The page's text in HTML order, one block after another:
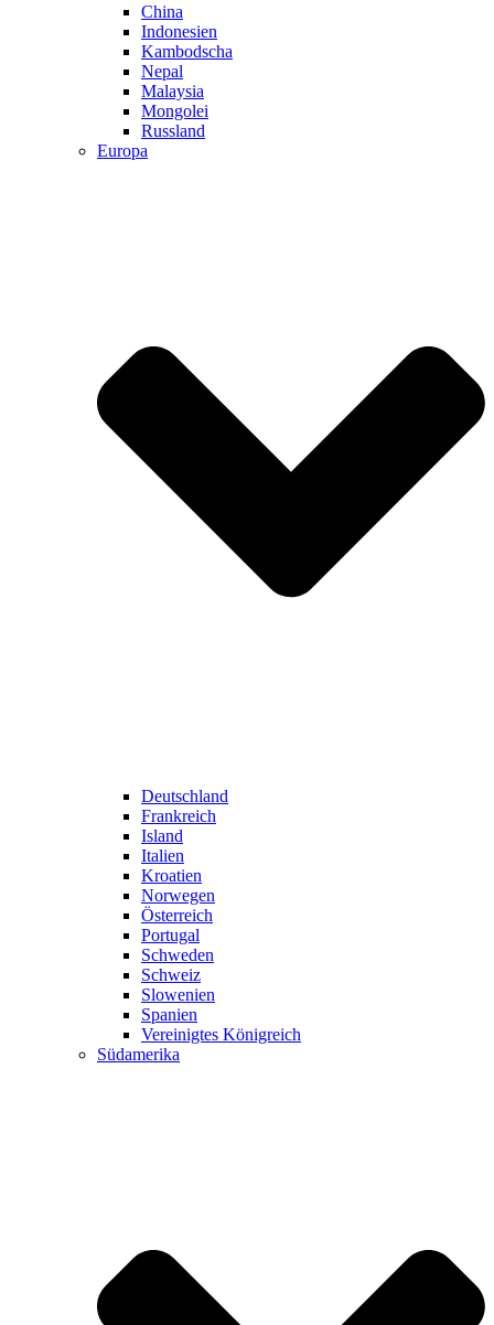
China
Indonesien
Kambodscha
Nepal
Malaysia
Mongolei
Russland
Europa
Deutschland
Frankreich
Island
Italien
Kroatien
Norwegen
Österreich
Portugal
Schweden
Schweiz
Slowenien
Spanien
Vereinigtes Königreich
Südamerika